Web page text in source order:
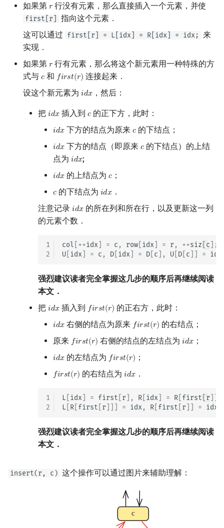
如果第 𝑟
r 行没有元素，那么直接插入一个元素，并使
first[r]
指向这个元素．
这可以通过 first[r] = L[idx] = R[idx] = idx;
来
实现．
如果第 𝑟
r 行有元素，那么将这个新元素用一种特殊的方
式与 𝑐
c和 𝑓𝑖𝑟𝑠𝑡(𝑟)
frst(r)
连接起来．
设这个新元素为 𝑖𝑑𝑥
idx，然后：
把 𝑖𝑑𝑥
idx插入到 𝑐
c的正下方，此时：
𝑖𝑑𝑥
idx下方的结点为原来 𝑐
c的下结点；
𝑖𝑑𝑥
idx下方的结点（即原来 𝑐
c的下结点）的上结
点为 𝑖𝑑𝑥
idx;
𝑖𝑑𝑥
idx的上结点为 𝑐
c；
𝑐
c的下结点为 𝑖𝑑𝑥
idx．
注意记录 𝑖𝑑𝑥
idx的所在列和所在行，以及更新这一列
的元素个数．
1
2
col ++idx = c , row idx = r, ++siz c ];
U idx = c , D idx = D c ], U D c = idx
强烈建议读者完全掌握这几步的顺序后再继续阅读
本文．
把 𝑖𝑑𝑥
idx插入到 𝑓𝑖𝑟𝑠𝑡(𝑟)
frst(r) 的正右方，此时：
𝑖𝑑𝑥
idx右侧的结点为原来 𝑓𝑖𝑟𝑠𝑡(𝑟)
frst(r)
的右结点；
原来 𝑓𝑖𝑟𝑠𝑡(𝑟)
frst(r) 右侧的结点的左结点为𝑖𝑑𝑥
idx ；
𝑖𝑑𝑥
idx的左结点为 𝑓𝑖𝑟𝑠𝑡(𝑟)
frst(r) ；
𝑓𝑖𝑟𝑠𝑡(𝑟)
frst(r) 的右结点为𝑖𝑑𝑥
idx ．
1
2
L idx = first r ], R idx = R first r
L R first r = idx, R first r = idx
强烈建议读者完全掌握这几步的顺序后再继续阅读
本文．
insert(r, c) 这个操作可以通过图片来辅助理解：